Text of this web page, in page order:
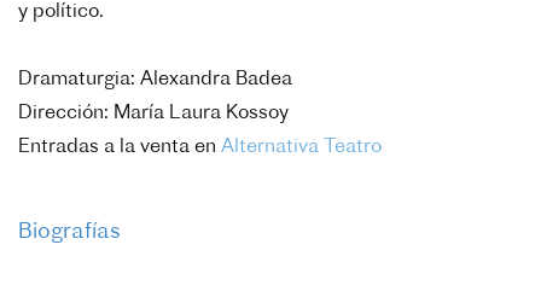
y político.
Dramaturgia: Alexandra Badea
Dirección: María Laura Kossoy
Entradas a la venta en Alternativa Teatro
Biografías